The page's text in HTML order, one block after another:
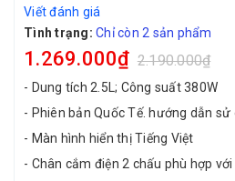
Viết đánh giá
Tình trạng: Chỉ còn 2 sản phẩm
1.269.000₫ 2.190.000₫
- Dung tích 2.5L; Công suất 380W
- Phiên bản Quốc Tế. hướng dẫn sử
- Màn hình hiển thị Tiếng Việt
- Chân cắm điện 2 chấu phù hợp